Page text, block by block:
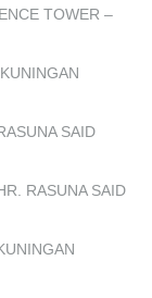
TOWER –
SAID
RASUNA SAID